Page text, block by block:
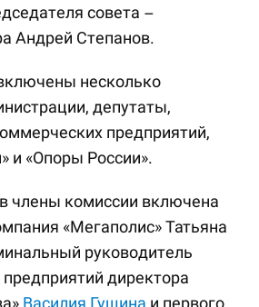
совета –
Андрей Степанов.
несколько
депутаты,
предприятий,
и «Опоры России».
члены комиссии включена
«Мегаполис» Татьяна
руководитель
директора
Василия Гущина и первого